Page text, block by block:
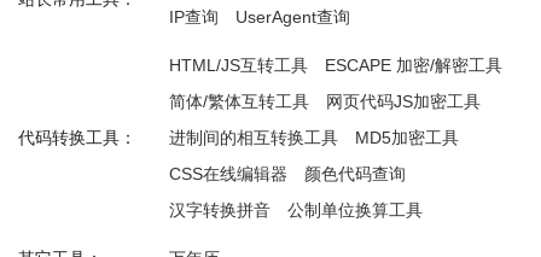
IP查询
UserAgent查询
代码转换工具：
HTML/JS互转工具
ESCAPE 加密/解密工具
简体/繁体互转工具
网页代码JS加密工具
进制间的相互转换工具
MD5加密工具
CSS在线编辑器
颜色代码查询
汉字转换拼音
公制单位换算工具